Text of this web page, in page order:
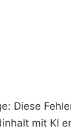
Diese
mit KI